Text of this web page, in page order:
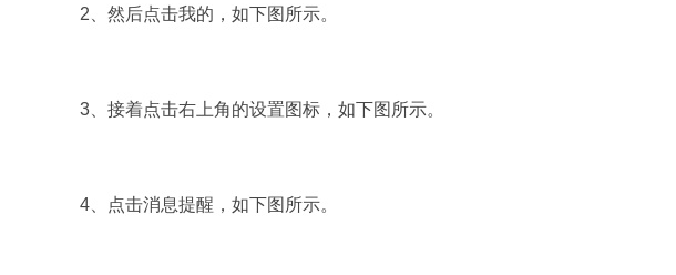
2、然后点击我的，如下图所示。
3、接着点击右上角的设置图标，如下图所示。
4、点击消息提醒，如下图所示。